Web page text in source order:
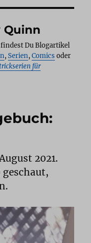
Quinn
findest Du Blogartikel
,Serien,Comics oder
für
2021.
geschaut,